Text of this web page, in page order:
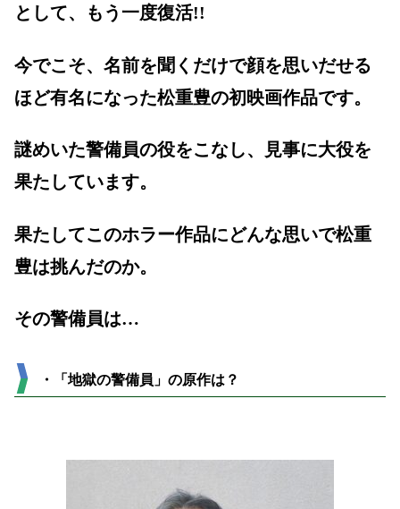
として、もう一度復活!!
今でこそ、名前を聞くだけで顔を思いだせる
ほど有名になった松重豊の初映画作品です。
謎めいた警備員の役をこなし、見事に大役を
果たしています。
果たしてこのホラー作品にどんな思いで松重
豊は挑んだのか。
その警備員は…
・「地獄の警備員」の原作は？